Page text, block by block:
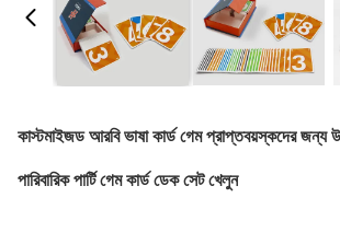
কাস্টমাইজড আরবি ভাষা কার্ড গেম প্রাপ্তবয়স্কদের জন্য
পারিবারিক পার্টি গেম কার্ড ডেক সেট খেলুন